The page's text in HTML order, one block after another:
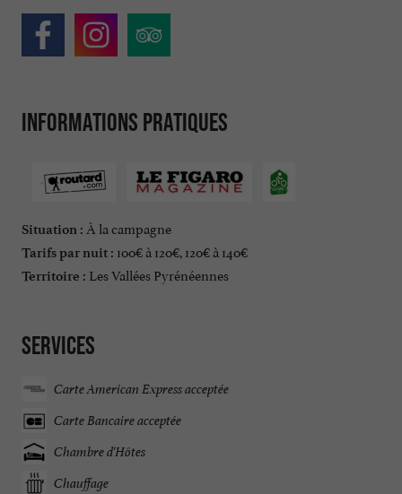
Informations pratiques
Situation : À la campagne
Tarifs par nuit : 100€ à 120€, 120€ à 140€
Territoire : Les Vallées Pyrénéennes
Services
Carte American Express acceptée
Carte Bancaire acceptée
Chambre d'Hôtes
Chauffage